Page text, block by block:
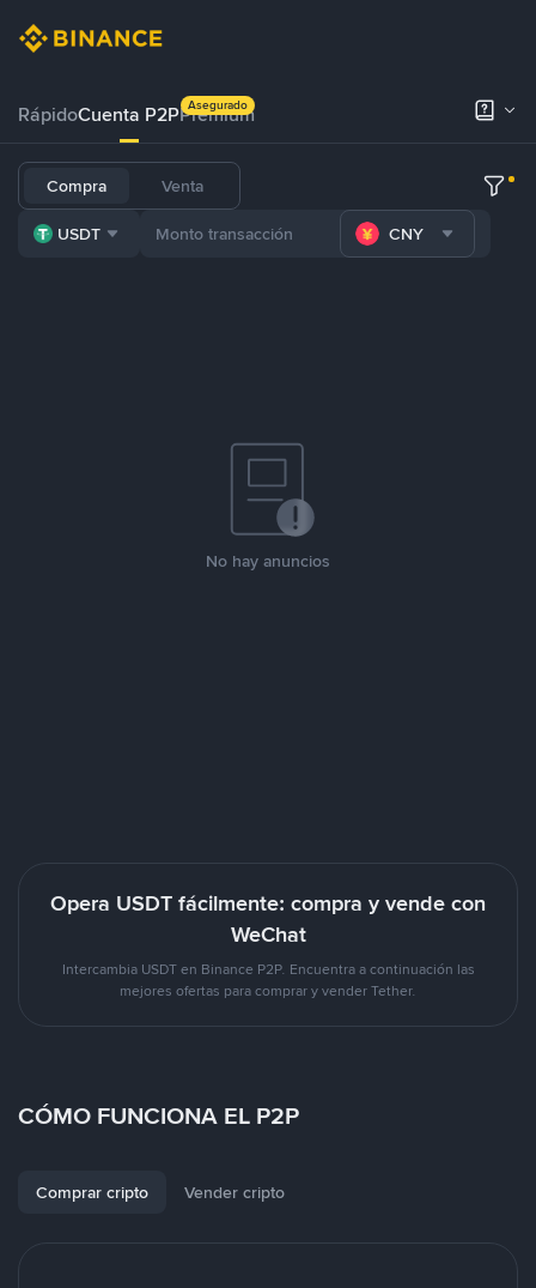
RápidoCuenta P2PPrémium
Asegurado
Compra Venta
USDT CNY
No hay anuncios
Opera USDT fácilmente: compra y vende con
WeChat
Intercambia USDT en Binance P2P. Encuentra a continuación las
mejores ofertas para comprar y vender Tether.
CÓMO FUNCIONA EL P2P
Comprar cripto Vender cripto